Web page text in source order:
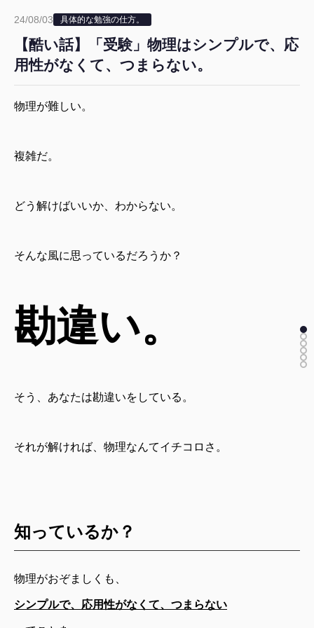
24/08/03 具体的な勉強の仕方。
【酷い話】「受験」物理はシンプルで、応
用性がなくて、つまらない。
物理が難しい。
複雑だ。
どう解けばいいか、わからない。
そんな風に思っているだろうか？
勘違い。
そう、あなたは勘違いをしている。
それが解ければ、物理なんてイチコロさ。
知っているか？
物理がおぞましくも、
シンプルで、応用性がなくて、つまらない